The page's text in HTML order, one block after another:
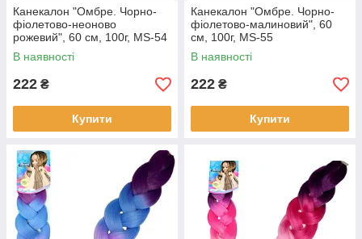
Канекалон "Омбре. Чорно-
фіолетово-неоново
рожевий", 60 см, 100г, MS-54
В наявності
222 ₴
Купити
Канекалон "Омбре. Чорно-
фіолетово-малиновий", 60
см, 100г, MS-55
В наявності
222 ₴
Купити